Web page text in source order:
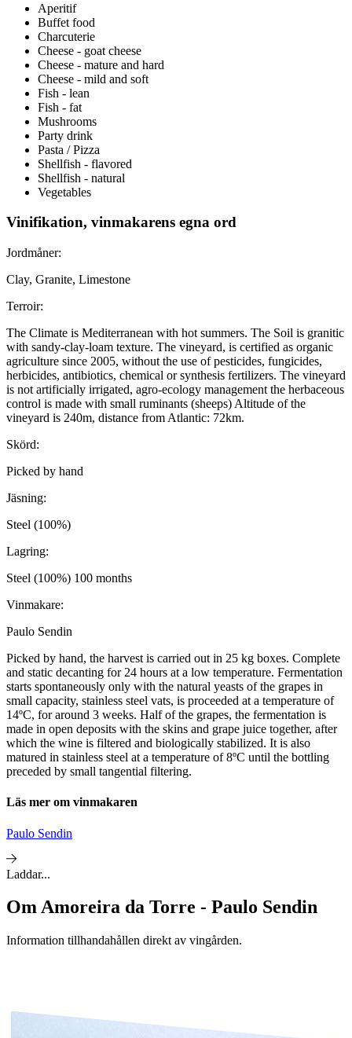
Aperitif
Buffet food
Charcuterie
Cheese - goat cheese
Cheese - mature and hard
Cheese - mild and soft
Fish - lean
Fish - fat
Mushrooms
Party drink
Pasta / Pizza
Shellfish - flavored
Shellfish - natural
Vegetables
Vinifikation, vinmakarens egna ord
Jordmåner:
Clay, Granite, Limestone
Terroir:
The Climate is Mediterranean with hot summers. The Soil is granitic
with sandy-clay-loam texture. The vineyard, is certified as organic
agriculture since 2005, without the use of pesticides, fungicides,
herbicides, antibiotics, chemical or synthesis fertilizers. The vineyard
is not artificially irrigated, agro-ecology management the herbaceous
control is made with small ruminants (sheeps) Altitude of the
vineyard is 240m, distance from Atlantic: 72km.
Skörd:
Picked by hand
Jäsning:
Steel (100%)
Lagring:
Steel (100%) 100 months
Vinmakare:
Paulo Sendin
Picked by hand, the harvest is carried out in 25 kg boxes. Complete
and static decanting for 24 hours at a low temperature. Fermentation
starts spontaneously only with the natural yeasts of the grapes in
small capacity, stainless steel vats, is proceeded at a temperature of
14ºC, for around 3 weeks. Half of the grapes, the fermentation is
made in open deposits with the skins and grape juice together, after
which the wine is filtered and biologically stabilized. It is also
matured in stainless steel at a temperature of 8ºC until the bottling
preceded by small tangential filtering.
Läs mer om vinmakaren
Paulo Sendin
Laddar...
OmAmoreira da Torre - Paulo Sendin
Information tillhandahållen direkt av vingården.